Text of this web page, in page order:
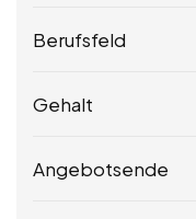
Berufsfeld
Gehalt
Angebotsende